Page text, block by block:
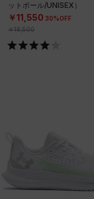
ットボール/UNISEX）
￥11,550 30%OFF
￥16,500